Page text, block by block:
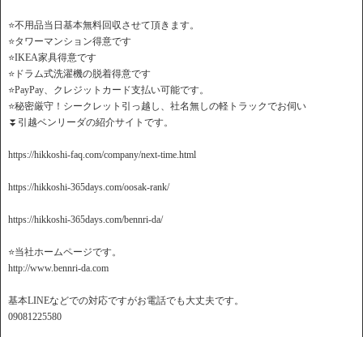
⭐️不用品当日基本無料回収させて頂きます。
⭐️タワーマンション得意です
⭐️IKEA家具得意です
⭐️ドラム式洗濯機の脱着得意です
⭐️PayPay、クレジットカード支払い可能です。
⭐️秘密厳守！シークレット引っ越し、社名無しの軽トラックでお伺い
⏬引越ベンリーダの紹介サイトです。
https://hikkoshi-faq.com/company/next-time.html
https://hikkoshi-365days.com/oosak-rank/
https://hikkoshi-365days.com/bennri-da/
⭐️当社ホームページです。
http://www.bennri-da.com
基本LINEなどでの対応ですがお電話でも大丈夫です。
09081225580